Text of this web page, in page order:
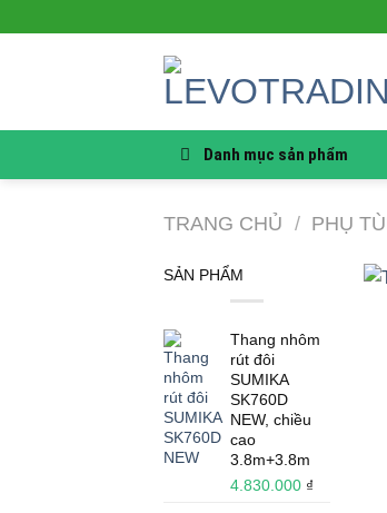
Danh mục sản phẩm
TRANG CHỦ / PHỤ
SẢN PHẨM
Thang nhôm
rút đôi
SUMIKA
SK760D
NEW, chiều
cao
3.8m+3.8m
4.830.000 ₫